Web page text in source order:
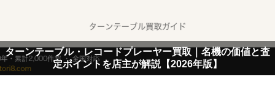
ターンテーブル・レコードプレーヤー買取｜名機の価値と査
定ポイントを店主が解説【2026年版】